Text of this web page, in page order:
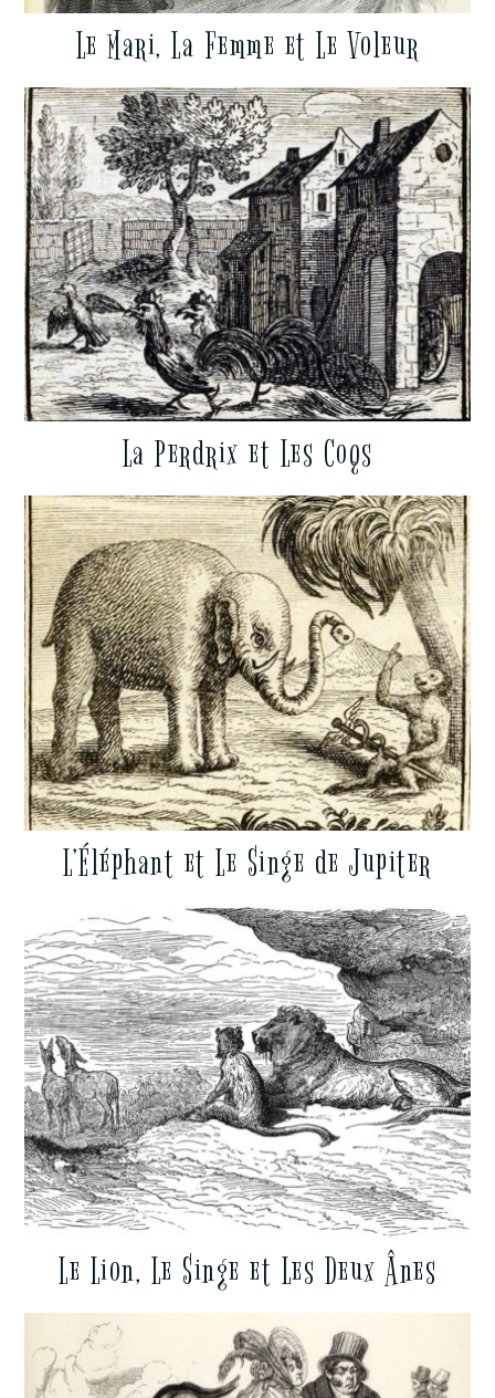
Le Mari, La Femme et Le Voleur
La Perdrix et Les Coqs
L’Éléphant et Le Singe de Jupiter
Le Lion, Le Singe et Les Deux Ânes